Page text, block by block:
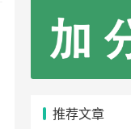
推荐文章